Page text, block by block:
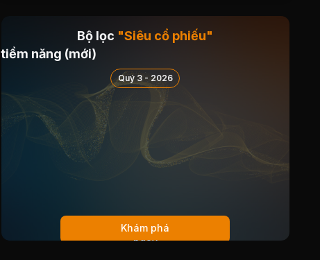
Cổ tức bằng Tiền, tỷ lệ 5%
Cổ tức bằng Tiền, tỷ lệ 4%
07/06/2019
Cổ tức bằng Tiền, tỷ lệ 5%
18/10/2018 Cổ tức bằng Tiền, tỷ lệ 3.682%
21/02/2018
Cổ tức bằng Tiền, tỷ lệ 11%
Thưởng bằng Cổ phiếu, tỷ lệ
15/08/2017 Cổ tức bằng Tiền, tỷ lệ 3%
27/02/2017 Cổ tức bằng Tiền, tỷ lệ 4%
Bộ lọc "Siêu cổ phiếu"
tiềm năng (mới)
Quý 3 - 2026
Khám phá
ngay